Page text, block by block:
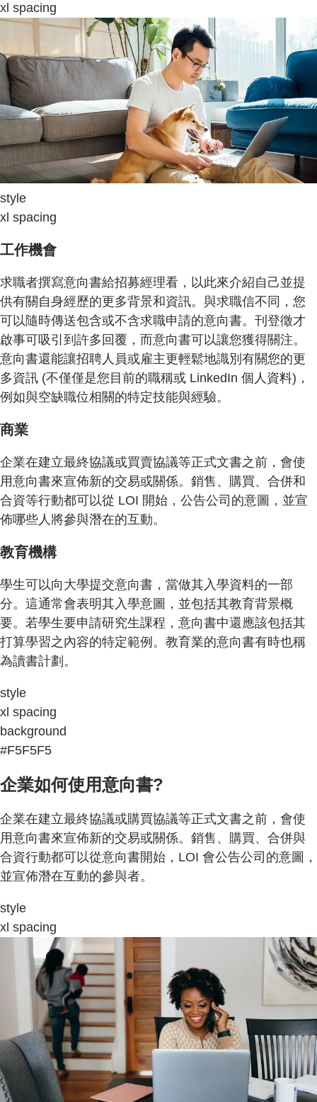
xl spacing
style
xl spacing
工作機會
求職者撰寫意向書給招募經理看，以此來介紹自己並提
供有關自身經歷的更多背景和資訊。與求職信不同，您
可以隨時傳送包含或不含求職申請的意向書。刊登徵才
啟事可吸引到許多回覆，而意向書可以讓您獲得關注。
意向書還能讓招聘人員或雇主更輕鬆地識別有關您的更
多資訊 (不僅僅是您目前的職稱或 LinkedIn 個人資料)，
例如與空缺職位相關的特定技能與經驗。
商業
企業在建立最終協議或買賣協議等正式文書之前，會使
用意向書來宣佈新的交易或關係。銷售、購買、合併和
合資等行動都可以從 LOI 開始，公告公司的意圖，並宣
佈哪些人將參與潛在的互動。
教育機構
學生可以向大學提交意向書，當做其入學資料的一部
分。這通常會表明其入學意圖，並包括其教育背景概
要。若學生要申請研究生課程，意向書中還應該包括其
打算學習之內容的特定範例。教育業的意向書有時也稱
為讀書計劃。
style
xl spacing
background
#F5F5F5
企業如何使用意向書?
企業在建立最終協議或購買協議等正式文書之前，會使
用意向書來宣佈新的交易或關係。銷售、購買、合併與
合資行動都可以從意向書開始，LOI 會公告公司的意圖，
並宣佈潛在互動的參與者。
style
xl spacing